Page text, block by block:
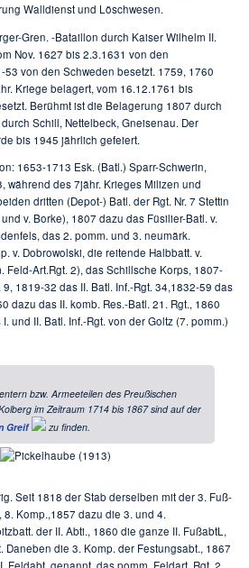
Walldienst und Löschwesen.
Gren. -Bataillon durch Kaiser Wilhelm II.
Nov. 1627 bis 2.3.1631 von den
von den Schweden besetzt. 1759, 1760
Kriege belagert, vom 16.12.1761 bis
Berühmt ist die Belagerung 1807 durch
Schill, Nettelbeck, Gneisenau. Der
bis 1945 jährlich gefeiert.
1653-1713 Esk. (Batl.) Sparr-Schwerin,
während des 7jähr. Krieges Milizen und
dritten (Depot-) Batl. der Rgt. Nr. 7 Stettin
v. Borke), 1807 dazu das Füsilier-Batl. v.
das 2. pomm. und 3. neumärk.
v. Dobrowolski, die reitende Halbbatt. v.
Feld-Art.Rgt. 2), das Schillsche Korps, 1807-
1819-32 das II. Batl. Inf.-Rgt. 34,1832-59 das
dazu das II. komb. Res.-Batl. 21. Rgt., 1860
und II. Batl. Inf.-Rgt. von der Goltz (7. pomm.)
bzw. Armeeteilen des Preußischen
im Zeitraum 1714 bis 1867 sind auf der
Greif zu finden.
Seit 1818 der Stab derselben mit der 3. Fuß-
Komp.,1857 dazu die 3. und 4.
der II. Abti., 1860 die ganze II. FußabtL,
Daneben die 3. Komp. der Festungsabt., 1867